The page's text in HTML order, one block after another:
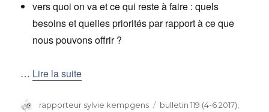
vers quoi on va et ce qui reste à faire : quels
besoins et quelles priorités par rapport à ce que
nous pouvons offrir ?
… Lire la suite
Auteur
rapporteur sylvie kempgens Catégories
bulletin 119 (4-6 2017)